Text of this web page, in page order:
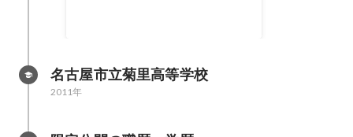
名古屋市立菊里高等学校
2011年